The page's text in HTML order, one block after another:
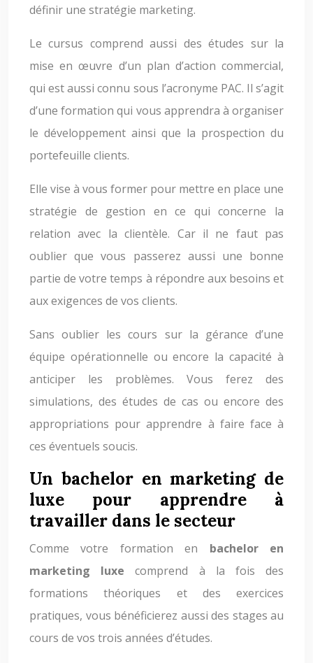
définir une stratégie marketing.
Le cursus comprend aussi des études sur la
mise en œuvre d’un plan d’action commercial,
qui est aussi connu sous l’acronyme PAC. Il s’agit
d’une formation qui vous apprendra à organiser
le développement ainsi que la prospection du
portefeuille clients.
Elle vise à vous former pour mettre en place une
stratégie de gestion en ce qui concerne la
relation avec la clientèle. Car il ne faut pas
oublier que vous passerez aussi une bonne
partie de votre temps à répondre aux besoins et
aux exigences de vos clients.
Sans oublier les cours sur la gérance d’une
équipe opérationnelle ou encore la capacité à
anticiper les problèmes. Vous ferez des
simulations, des études de cas ou encore des
appropriations pour apprendre à faire face à
ces éventuels soucis.
Un bachelor en marketing de
luxe pour apprendre à
travailler dans le secteur
Comme votre formation en bachelor en
marketing luxe comprend à la fois des
formations théoriques et des exercices
pratiques, vous bénéficierez aussi des stages au
cours de vos trois années d’études.